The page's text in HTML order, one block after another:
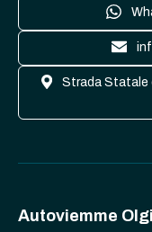
Strada Statale
Autoviemme